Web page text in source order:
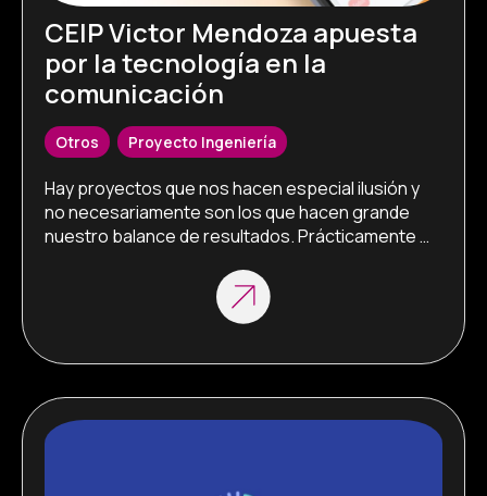
CEIP Victor Mendoza apuesta
por la tecnología en la
comunicación
Otros Proyecto Ingeniería
Hay proyectos que nos hacen especial ilusión y
no necesariamente son los que hacen grande
nuestro balance de resultados. Prácticamente
el Colegio Víctor Mendoza y por eso, cuando nos
pidieron que desarrolláramos una app mediante la
que el centro se comunicase con los padres de
los alumnos, […]